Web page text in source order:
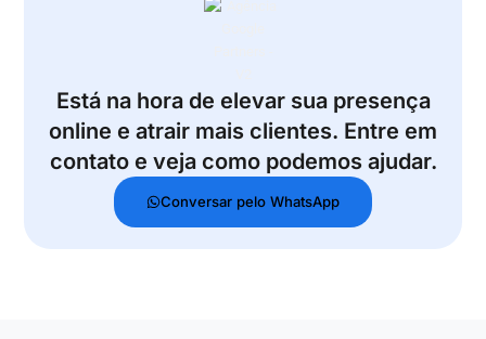
Está na hora de elevar sua presença
online e atrair mais clientes. Entre em
contato e veja como podemos ajudar.
Conversar pelo WhatsApp